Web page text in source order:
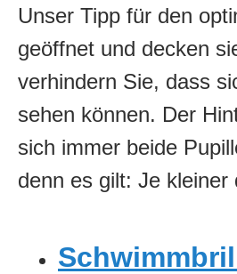
Unser Tipp für den
geöffnet und decken
verhindern Sie, dass
sehen können. Der
sich immer beide
denn es gilt: Je